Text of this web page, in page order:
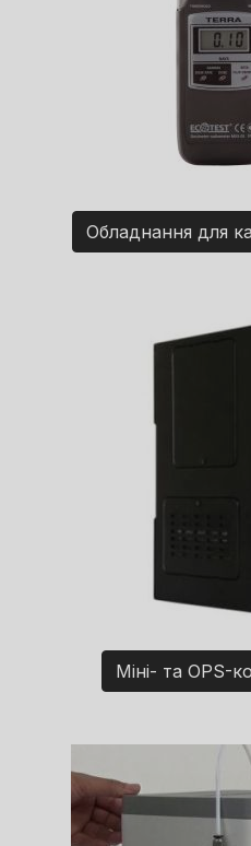
Обладнання для
Міні- та OPS-